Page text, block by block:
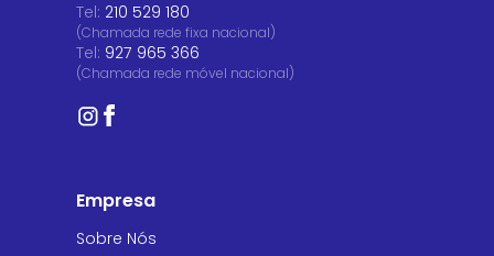
Tel: 210 529 180
(Chamada rede fixa nacional)
Tel: 927 965 366
(Chamada rede móvel nacional)
Empresa
Sobre Nós